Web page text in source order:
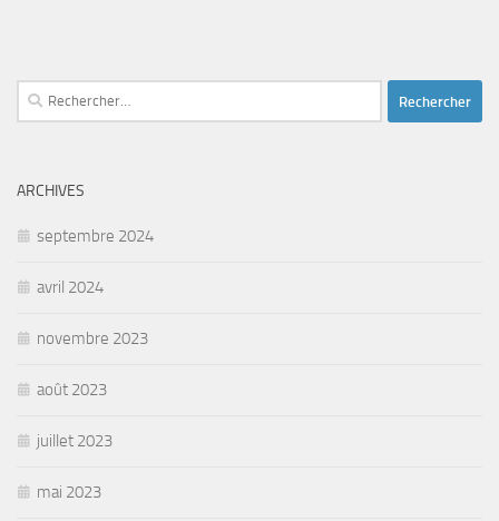
Rechercher :
ARCHIVES
septembre 2024
avril 2024
novembre 2023
août 2023
juillet 2023
mai 2023